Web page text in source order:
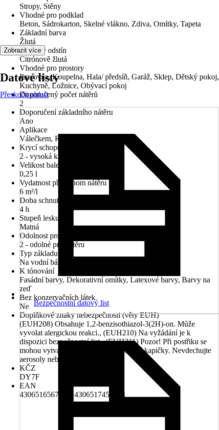
Stropy, Stěny
Vhodné pro podklad
Beton, Sádrokarton, Skelné vlákno, Zdiva, Omítky, Tapeta
Základní barva
Žlutá
Barevný odstín
Citrónově žlutá
Vhodné pro prostory
Pracovna, Koupelna, Hala/ předsíň, Garáž, Sklep, Dětský pokoj,
Kuchyně, Ložnice, Obývací pokoj
Doporučený počet nátěrů
2
Doporučení základního nátěru
Ano
Aplikace
Válečkem, Rozprašováním, Štětcem
Krycí schopnost
2 - vysoká krycí síla
Velikost balení
0,25 l
Vydatnost při jednom nátěru
6 m²/l
Doba schnutí cca
4 h
Stupeň lesku
Matná
Odolnost proti otěru za mokra
2 - odolné proti otěru
Typ základu
Na vodní bázi
K tónování
Fasádní barvy, Dekorativní omítky, Latexové barvy, Barvy na
zeď
Bez konzervačních látek
Ne
Doplňkové znaky nebezpečnosti (věty EUH)
(EUH208) Obsahuje 1,2-benzisothiazol-3(2H)-on. Může
vyvolat alergickou reakci., (EUH210) Na vyžádání je k
dispozici bezpečnostní list., (EUH211) Pozor! Při postřiku se
mohou vytvářet nebezpečné respirabilní kapičky. Nevdechujte
aerosoly nebo mlhu.
KČZ
DY7F
EAN
4306516567874, 4306517453343
Zobrazit více
Datové listy
Přeskočit oblast
Bezpečnostní datový list